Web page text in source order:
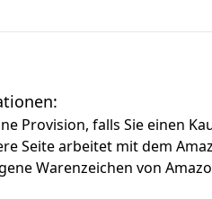
und
Provision, falls Sie einen
Seite arbeitet mit dem
Warenzeichen von